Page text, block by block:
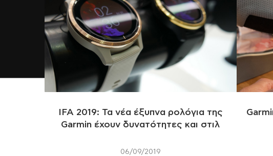
IFA 2019: Τα νέα έξυπνα ρολόγια της
Garmin έχουν δυνατότητες και στιλ
06/09/2019